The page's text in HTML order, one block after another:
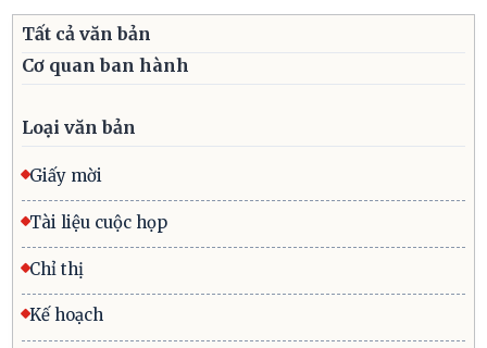
Tất cả văn bản
Cơ quan ban hành
Loại văn bản
Giấy mời
Tài liệu cuộc họp
Chỉ thị
Kế hoạch